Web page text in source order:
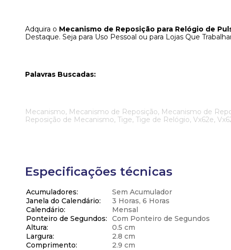
Adquira o Mecanismo de Reposição para Relógio de
Destaque. Seja para Uso Pessoal ou para Lojas Que
Palavras Buscadas:
Mecanismo, Mecanismo de Reposição, Mecanismo de
Reposição de Mecanismo, Tige, Tige de Relógio, Vx62e,
Especificações técnicas
Acumuladores
Sem Acumulador
Janela do Calendário
3 Horas, 6 Horas
Calendário
Mensal
Ponteiro de Segundos
Com Ponteiro de Segundos
Altura
0.5 cm
Largura
2.8 cm
Comprimento
2.9 cm